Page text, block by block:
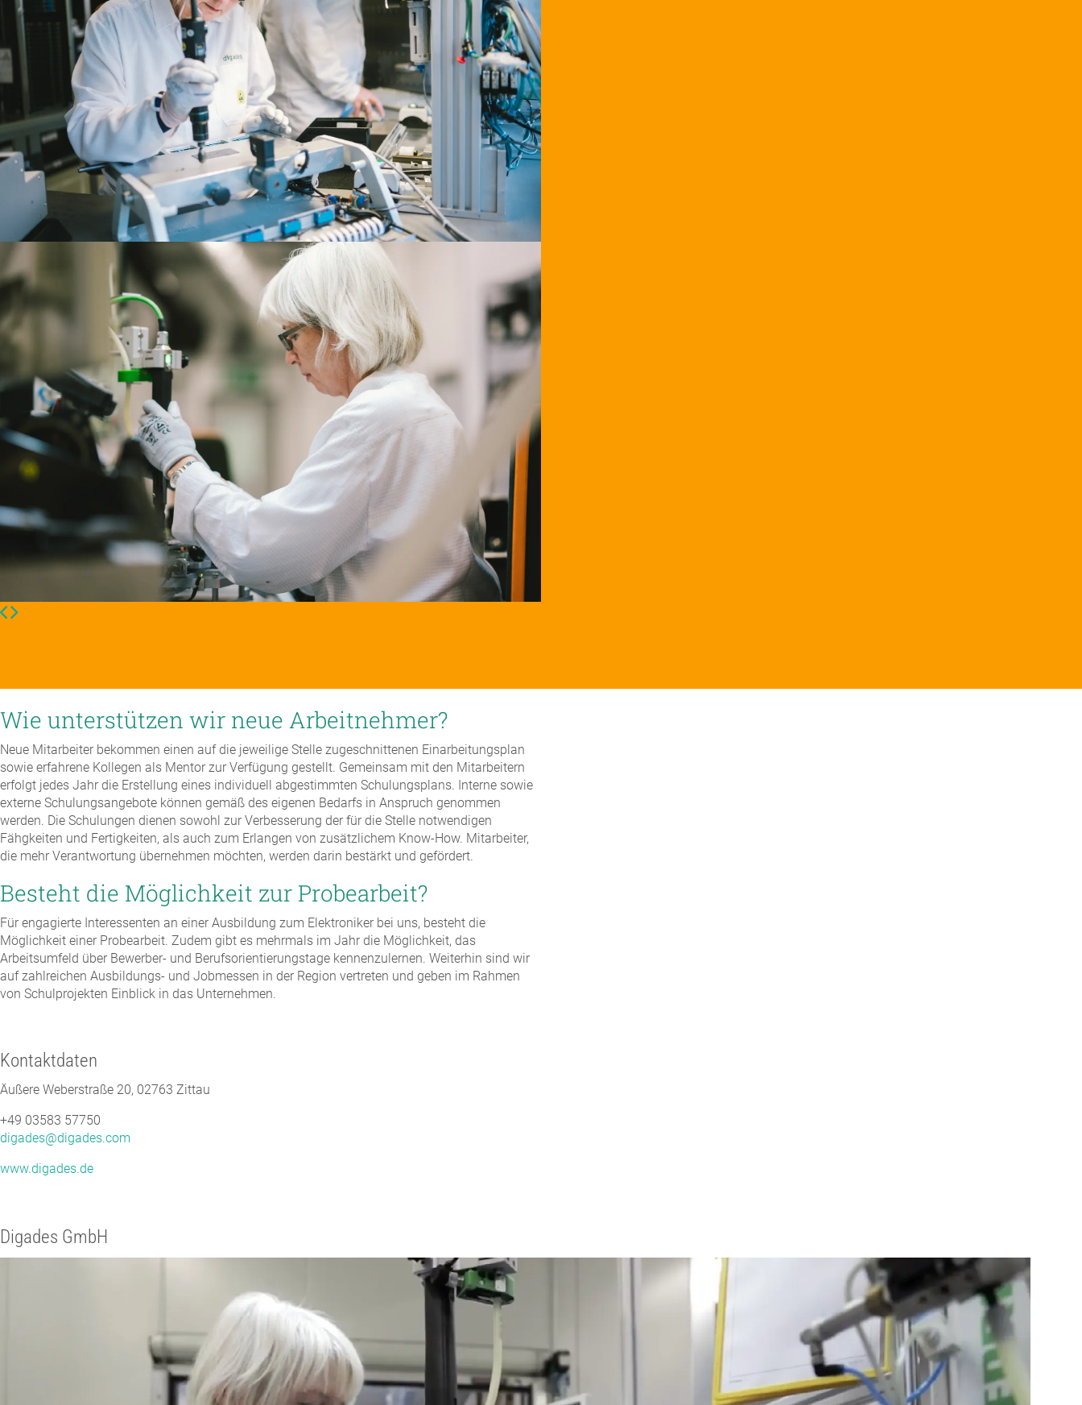
Wie unterstützen wir neue Arbeitnehmer?
Neue Mitarbeiter bekommen einen auf die jeweilige Stelle zugeschnittenen Einarbeitungsplan
sowie erfahrene Kollegen als Mentor zur Verfügung gestellt. Gemeinsam mit den Mitarbeitern
erfolgt jedes Jahr die Erstellung eines individuell abgestimmten Schulungsplans. Interne sowie
externe Schulungsangebote können gemäß des eigenen Bedarfs in Anspruch genommen
werden. Die Schulungen dienen sowohl zur Verbesserung der für die Stelle notwendigen
Fähgkeiten und Fertigkeiten, als auch zum Erlangen von zusätzlichem Know-How. Mitarbeiter,
die mehr Verantwortung übernehmen möchten, werden darin bestärkt und gefördert.
Besteht die Möglichkeit zur Probearbeit?
Für engagierte Interessenten an einer Ausbildung zum Elektroniker bei uns, besteht die
Möglichkeit einer Probearbeit. Zudem gibt es mehrmals im Jahr die Möglichkeit, das
Arbeitsumfeld über Bewerber- und Berufsorientierungstage kennenzulernen. Weiterhin sind wir
auf zahlreichen Ausbildungs- und Jobmessen in der Region vertreten und geben im Rahmen
von Schulprojekten Einblick in das Unternehmen.
Kontaktdaten
Äußere Weberstraße 20, 02763 Zittau
+49 03583 57750
digades@digades.com
www.digades.de
Digades GmbH